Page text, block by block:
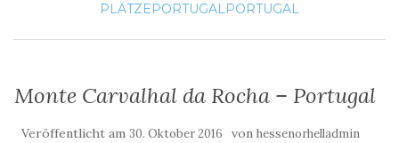
PLÄTZE PORTUGALPORTUGAL
Monte Carvalhal da Rocha – Portugal
Veröffentlicht am 30. Oktober 2016 von hessenorhelladmin